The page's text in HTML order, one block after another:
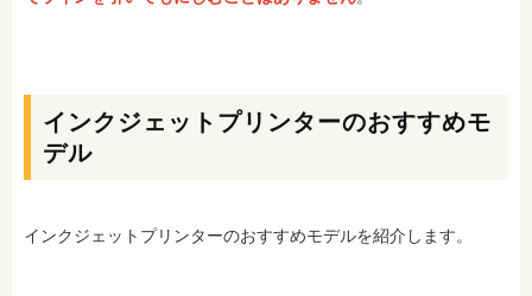
インクジェットプリンターのおすすめモ
デル
インクジェットプリンターのおすすめモデルを紹介します。